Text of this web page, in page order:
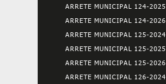
ARRETE MUNICIPAL 124-2025
ARRETE MUNICIPAL 124-2026
ARRETE MUNICIPAL 125-2024
ARRETE MUNICIPAL 125-2025
ARRETE MUNICIPAL 125-2026
ARRETE MUNICIPAL 126-2024